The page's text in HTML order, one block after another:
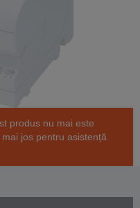
produs nu mai este
jos pentru asistență